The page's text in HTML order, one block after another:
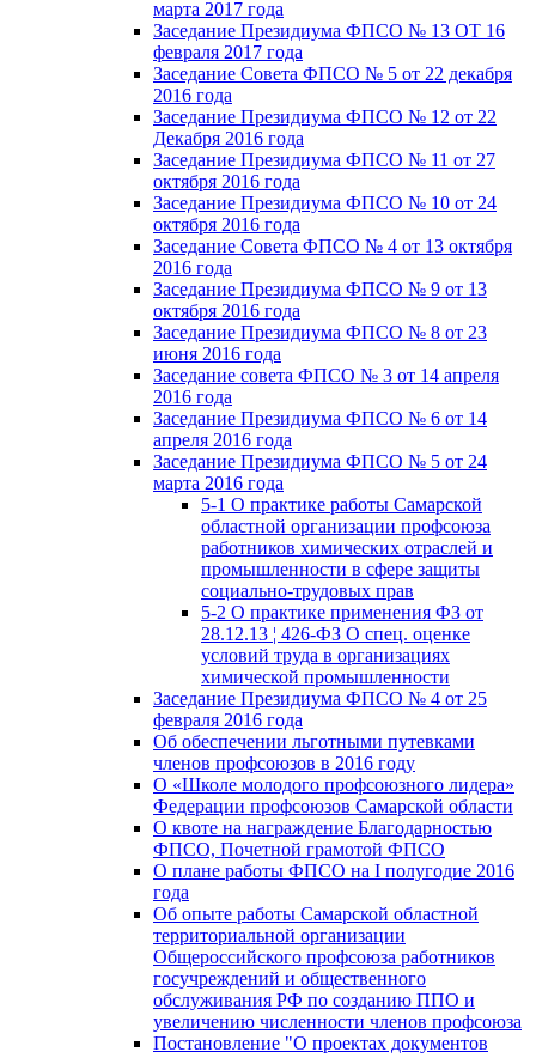
марта 2017 года
Заседание Президиума ФПСО № 13 ОТ 16
февраля 2017 года
Заседание Совета ФПСО № 5 от 22 декабря
2016 года
Заседание Президиума ФПСО № 12 от 22
Декабря 2016 года
Заседание Президиума ФПСО № 11 от 27
октября 2016 года
Заседание Президиума ФПСО № 10 от 24
октября 2016 года
Заседание Совета ФПСО № 4 от 13 октября
2016 года
Заседание Президиума ФПСО № 9 от 13
октября 2016 года
Заседание Президиума ФПСО № 8 от 23
июня 2016 года
Заседание совета ФПСО № 3 от 14 апреля
2016 года
Заседание Президиума ФПСО № 6 от 14
апреля 2016 года
Заседание Президиума ФПСО № 5 от 24
марта 2016 года
5-1 О практике работы Самарской
областной организации профсоюза
работников химических отраслей и
промышленности в сфере защиты
социально-трудовых прав
5-2 О практике применения ФЗ от
28.12.13 ¦ 426-ФЗ О спец. оценке
условий труда в организациях
химической промышленности
Заседание Президиума ФПСО № 4 от 25
февраля 2016 года
Об обеспечении льготными путевками
членов профсоюзов в 2016 году
О «Школе молодого профсоюзного лидера»
Федерации профсоюзов Самарской области
О квоте на награждение Благодарностью
ФПСО, Почетной грамотой ФПСО
О плане работы ФПСО на I полугодие 2016
года
Об опыте работы Самарской областной
территориальной организации
Общероссийского профсоюза работников
госучреждений и общественного
обслуживания РФ по созданию ППО и
увеличению численности членов профсоюза
Постановление "О проектах документов